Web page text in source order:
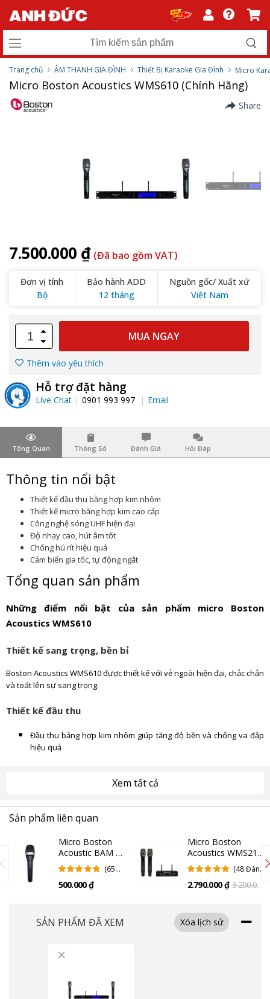
Trang chủ ÂM THANH GIA ĐÌNH Thiết Bị Karaoke Gia Đình Micro
Micro Boston Acoustics WMS610 (Chính Hãng)
Share
7.500.000 ₫ (Đã bao gồm VAT)
Đơn vị tính
Bộ
Bảo hành ADD
12 tháng
Nguồn gốc/ Xuất xứ
Việt Nam
MUA NGAY
Thêm vào yêu thích
Hỗ trợ đặt hàng
Live Chat 0901 993 997 Email
Tổng Quan Thông Số Đánh Giá Hỏi Đáp
Thông tin nổi bật
Thiết kế đầu thu bằng hợp kim nhôm
Thiết kế micro bằng hợp kim cao cấp
Công nghệ sóng UHF hiện đại
Độ nhạy cao, hút âm tốt
Chống hú rít hiệu quả
Cảm biến gia tốc, tự động ngắt
Tổng quan sản phẩm
Những điểm nổi bật của sản phẩm micro Boston
Acoustics WMS610
Thiết kế sang trọng, bền bỉ
Boston Acoustics WMS610 được thiết kế với vẻ ngoài hiện đại, chắc chắn
và toát lên sự sang trọng.
Thiết kế đầu thu
Đầu thu bằng hợp kim nhôm giúp tăng độ bền và chống va đập
hiệu quả
dễ dàng theo dõi tình trạng hoạt động.
Hệ thống cổng kết nối ở mặt sau bao gồm 2 cổng XLR kết nối
riêng từng micro với mixer, 1 cổng 6.3mm kết nối cả hai micro với
Hệ thống 2 ăngten ngoài mang đến phạm vi hoạt động lên tới
100m, phù hợp cho các không gian rộng như khu vực tổ chức sự
kiện, workshop, hội nghị,...
Xem tất cả
Sản phẩm liên quan
Micro Boston
Acoustic BAM 1
(Chính Hãng)(65
500.000 ₫
Micro Boston
Acoustics WMS210
(Chính Hãng)(48 Đánh
2.790.000 ₫ 3.200.000
SẢN PHẨM ĐÃ XEM Xóa lịch sử
×